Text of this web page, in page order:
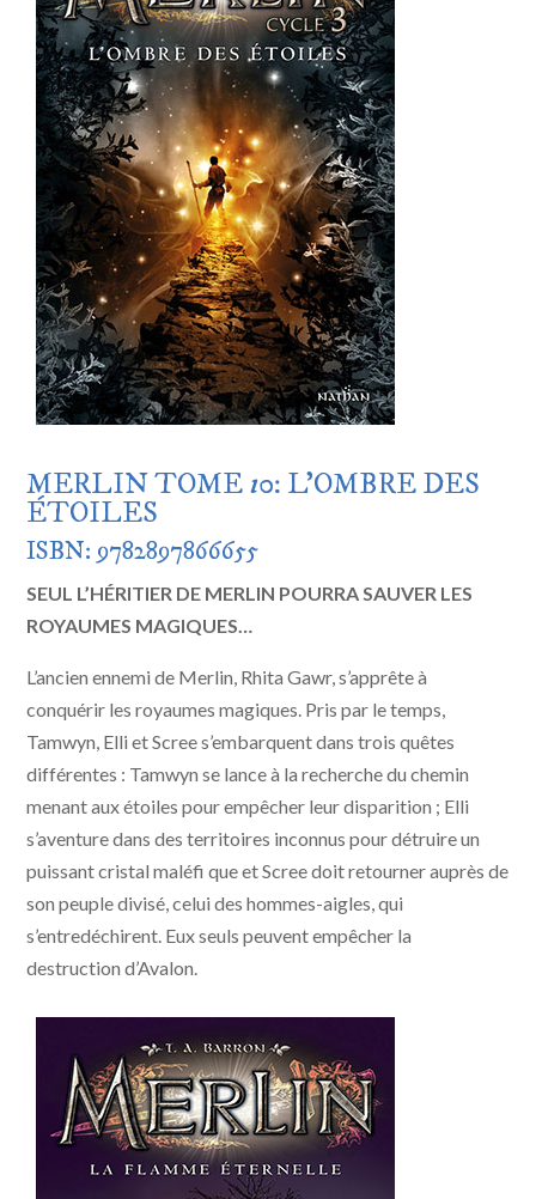
MERLIN TOME 10: L’OMBRE DES
ÉTOILES
ISBN: 9782897866655
SEUL L’HÉRITIER DE MERLIN POURRA SAUVER LES
ROYAUMES MAGIQUES…
L’ancien ennemi de Merlin, Rhita Gawr, s’apprête à
conquérir les royaumes magiques. Pris par le temps,
Tamwyn, Elli et Scree s’embarquent dans trois quêtes
différentes : Tamwyn se lance à la recherche du chemin
menant aux étoiles pour empêcher leur disparition ; Elli
s’aventure dans des territoires inconnus pour détruire un
puissant cristal maléfi que et Scree doit retourner auprès de
son peuple divisé, celui des hommes-aigles, qui
s’entredéchirent. Eux seuls peuvent empêcher la
destruction d’Avalon.